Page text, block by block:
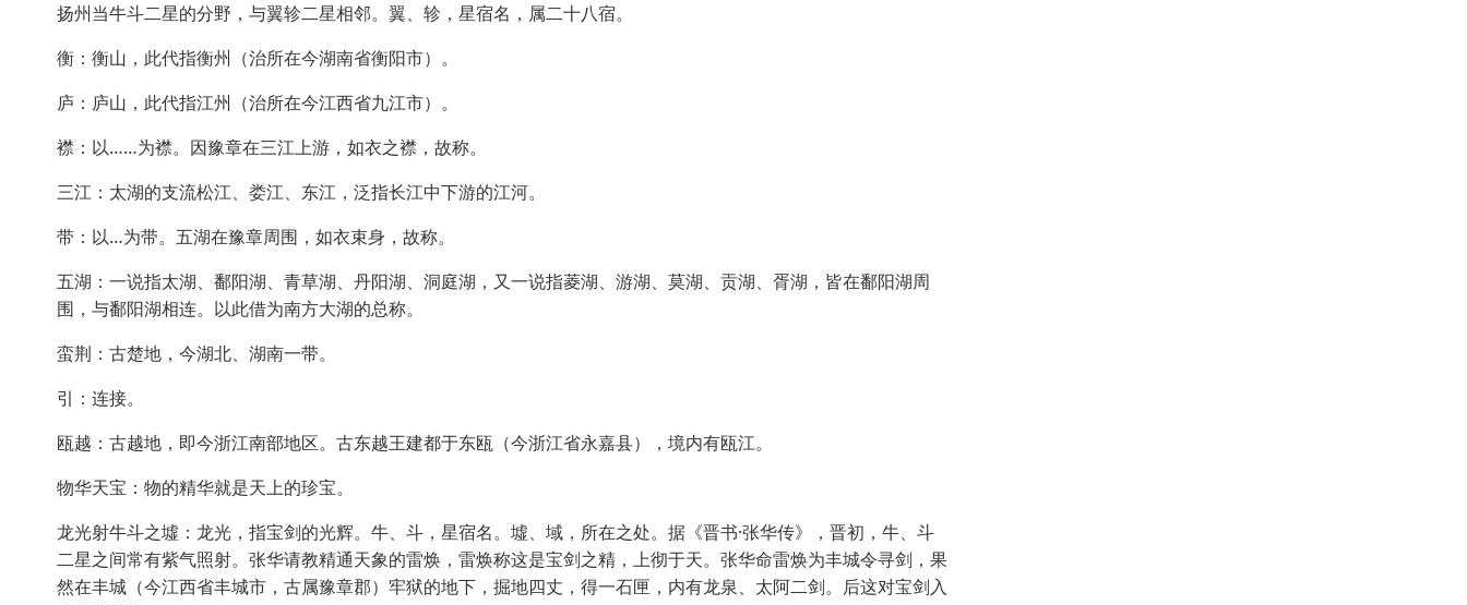
扬州当牛斗二星的分野，与翼轸二星相邻。翼、轸，星宿名，属二十八宿。
衡：衡山，此代指衡州（治所在今湖南省衡阳市）。
庐：庐山，此代指江州（治所在今江西省九江市）。
襟：以……为襟。因豫章在三江上游，如衣之襟，故称。
三江：太湖的支流松江、娄江、东江，泛指长江中下游的江河。
带：以…为带。五湖在豫章周围，如衣束身，故称。
五湖：一说指太湖、鄱阳湖、青草湖、丹阳湖、洞庭湖，又一说指菱湖、游湖、莫湖、贡湖、胥湖，皆在鄱阳湖周
围，与鄱阳湖相连。以此借为南方大湖的总称。
蛮荆：古楚地，今湖北、湖南一带。
引：连接。
瓯越：古越地，即今浙江南部地区。古东越王建都于东瓯（今浙江省永嘉县），境内有瓯江。
物华天宝：物的精华就是天上的珍宝。
龙光射牛斗之墟：龙光，指宝剑的光辉。牛、斗，星宿名。墟、域，所在之处。据《晋书·张华传》，晋初，牛、斗
二星之间常有紫气照射。张华请教精通天象的雷焕，雷焕称这是宝剑之精，上彻于天。张华命雷焕为丰城令寻剑，果
然在丰城（今江西省丰城市，古属豫章郡）牢狱的地下，掘地四丈，得一石匣，内有龙泉、太阿二剑。后这对宝剑入